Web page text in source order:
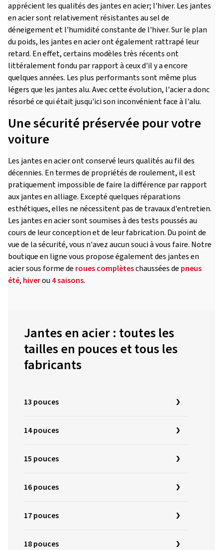
apprécient les qualités des jantes en acier; l'hiver. Les jantes
en acier sont relativement résistantes au sel de
déneigement et l'humidité constante de l'hiver. Sur le plan
du poids, les jantes en acier ont également rattrapé leur
retard. En effet, certains modèles très récents ont
littéralement fondu par rapport à ceux d'il y a encore
quelques années. Les plus performants sont même plus
légers que les jantes alu. Avec cette évolution, l'acier a donc
résorbé ce qui était jusqu'ici son inconvénient face à l'alu.
Une sécurité préservée pour votre
voiture
Les jantes en acier ont conservé leurs qualités au fil des
décennies. En termes de propriétés de roulement, il est
pratiquement impossible de faire la différence par rapport
aux jantes en alliage. Excepté quelques réparations
esthétiques, elles ne nécessitent pas de travaux d'entretien.
Les jantes en acier sont soumises à des tests poussés au
cours de leur conception et de leur fabrication. Du point de
vue de la sécurité, vous n'avez aucun souci à vous faire. Notre
boutique en ligne vous propose également des jantes en
acier sous forme de roues complèteschaussées de pneus
été, hiverou 4 saisons.
Jantes en acier : toutes les
tailles en pouces et tous les
fabricants
13 pouces
14 pouces
15 pouces
16 pouces
17 pouces
18 pouces